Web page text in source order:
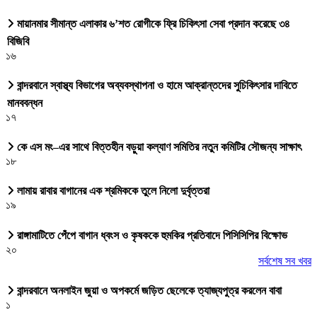
মায়ানমার সীমান্ত এলাকার ৬’শত রোগীকে ফ্রি চিকিৎসা সেবা প্রদান করেছে ৩৪
বিজিবি
১৬
বান্দরবানে স্বাস্থ্য বিভাগের অব্যবস্থাপনা ও হামে আক্রান্তদের সুচিকিৎসার দাবিতে
মানববন্ধন
১৭
কে এস মং–এর সাথে বিত্তহীন বড়ুয়া কল্যাণ সমিতির নতুন কমিটির সৌজন্য সাক্ষাৎ
১৮
লামায় রাবার বাগানের এক শ্রমিককে তুলে নিলো দুর্বৃত্তরা
১৯
রাঙ্গামাটিতে পেঁপে বাগান ধ্বংস ও কৃষককে হুমকির প্রতিবাদে পিসিসিপির বিক্ষোভ
২০
সর্বশেষ সব খবর
বান্দরবানে অনলাইন জুয়া ও অপকর্মে জড়িত ছেলেকে ত্যাজ্যপুত্র করলেন বাবা
১